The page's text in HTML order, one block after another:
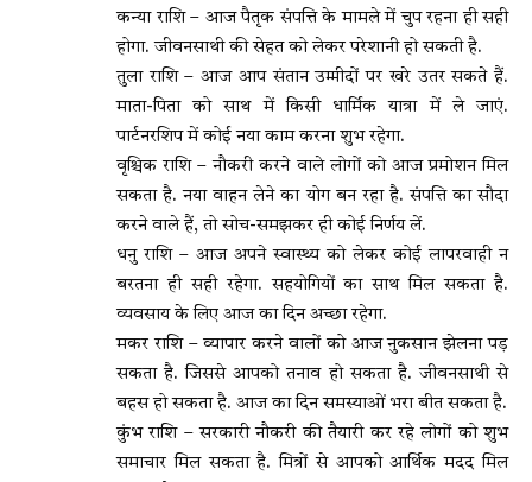
कन्या राशि – आज पैतृक संपत्ति के मामले में चुप रहना ही सही
होगा. जीवनसाथी की सेहत को लेकर परेशानी हो सकती है.
तुला राशि – आज आप संतान उम्मीदों पर खरे उतर सकते हैं.
माता-पिता को साथ में किसी धार्मिक यात्रा में ले जाएं.
पार्टनरशिप में कोई नया काम करना शुभ रहेगा.
वृश्चिक राशि – नौकरी करने वाले लोगों को आज प्रमोशन मिल
सकता है. नया वाहन लेने का योग बन रहा है. संपत्ति का सौदा
करने वाले हैं, तो सोच-समझकर ही कोई निर्णय लें.
धनु राशि – आज अपने स्वास्थ्य को लेकर कोई लापरवाही न
बरतना ही सही रहेगा. सहयोगियों का साथ मिल सकता है.
व्यवसाय के लिए आज का दिन अच्छा रहेगा.
मकर राशि – व्यापार करने वालों को आज नुकसान झेलना पड़
सकता है. जिससे आपको तनाव हो सकता है. जीवनसाथी से
बहस हो सकता है. आज का दिन समस्याओं भरा बीत सकता है.
कुंभ राशि – सरकारी नौकरी की तैयारी कर रहे लोगों को शुभ
समाचार मिल सकता है. मित्रों से आपको आर्थिक मदद मिल